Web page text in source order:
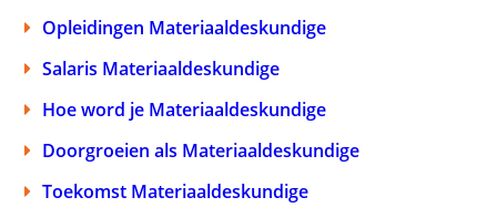
Opleidingen Materiaaldeskundige
Salaris Materiaaldeskundige
Hoe word je Materiaaldeskundige
Doorgroeien als Materiaaldeskundige
Toekomst Materiaaldeskundige